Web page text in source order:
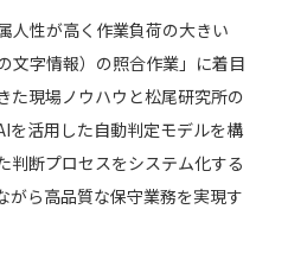
人性が高く作業負荷の大きい
文字情報）の照合作業」に着目
た現場ノウハウと松尾研究所の
を活用した自動判定モデルを構
判断プロセスをシステム化する
がら高品質な保守業務を実現す